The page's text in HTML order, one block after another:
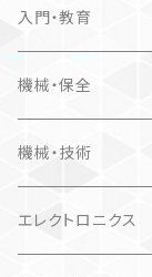
入門・教育
機械・保全
機械・技術
エレクトロニクス